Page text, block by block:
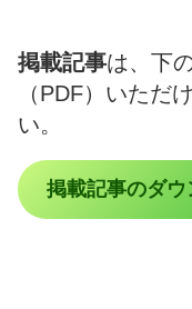
掲載記事は、下
（PDF）いただ
い。
掲載記事のダウ